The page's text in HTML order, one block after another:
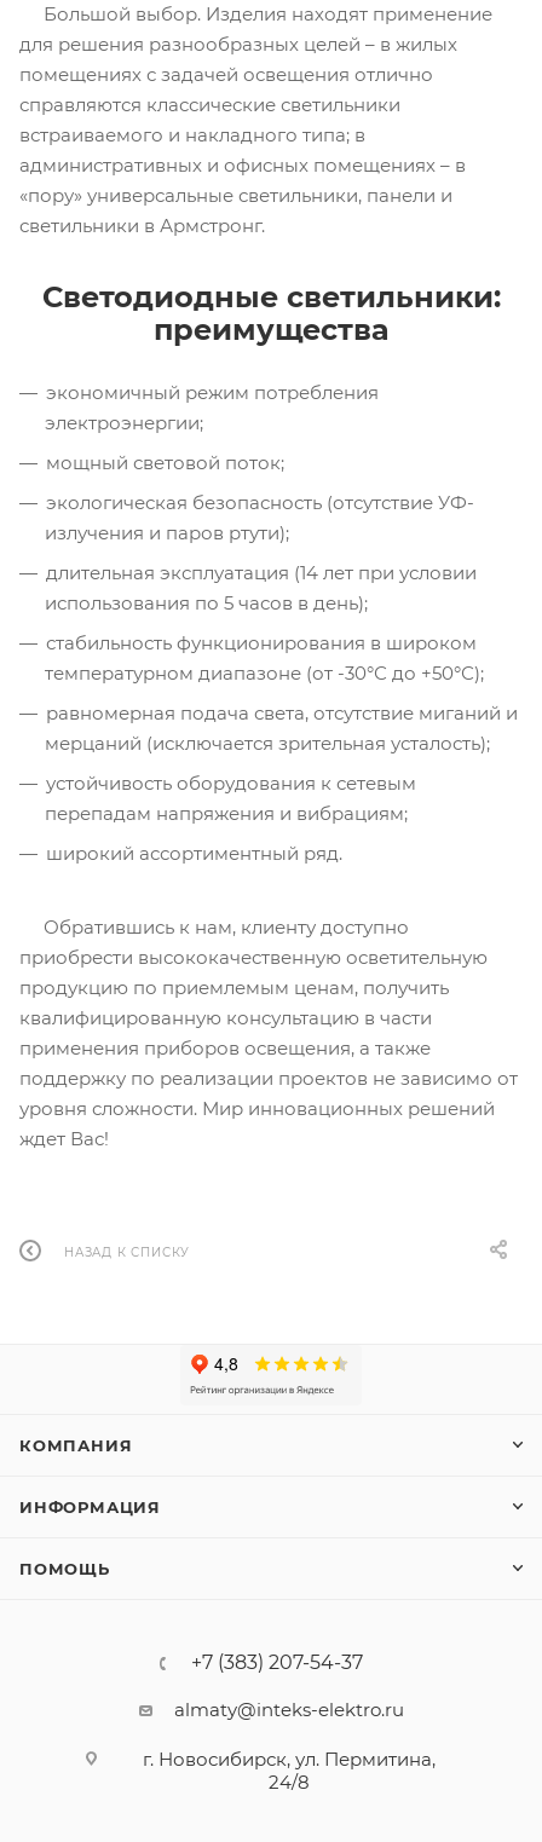
Большой выбор. Изделия находят применение
для решения разнообразных целей – в жилых
помещениях с задачей освещения отлично
справляются классические светильники
встраиваемого и накладного типа; в
административных и офисных помещениях – в
«пору» универсальные светильники, панели и
светильники в Армстронг.
Светодиодные светильники:
преимущества
экономичный режим потребления
электроэнергии;
мощный световой поток;
экологическая безопасность (отсутствие УФ-
излучения и паров ртути);
длительная эксплуатация (14 лет при условии
использования по 5 часов в день);
стабильность функционирования в широком
температурном диапазоне (от -30°С до +50°С);
равномерная подача света, отсутствие миганий и
мерцаний (исключается зрительная усталость);
устойчивость оборудования к сетевым
перепадам напряжения и вибрациям;
широкий ассортиментный ряд.
Обратившись к нам, клиенту доступно
приобрести высококачественную осветительную
продукцию по приемлемым ценам, получить
квалифицированную консультацию в части
применения приборов освещения, а также
поддержку по реализации проектов не зависимо от
уровня сложности. Мир инновационных решений
ждет Вас!
НАЗАД К СПИСКУ
КОМПАНИЯ
ИНФОРМАЦИЯ
ПОМОЩЬ
+7 (383) 207-54-37
almaty@inteks-elektro.ru
г. Новосибирск, ул. Пермитина,
24/8